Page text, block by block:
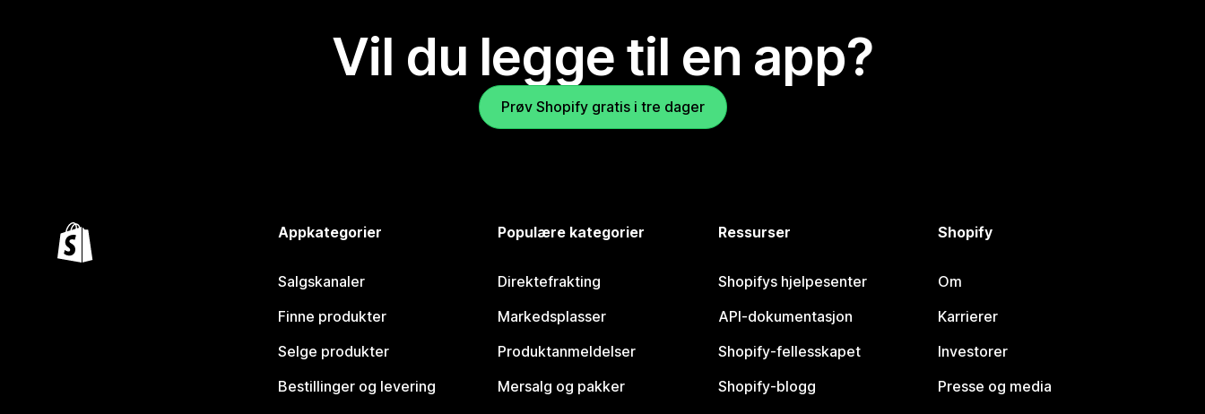
Vil du legge til en app?
Prøv Shopify gratis i tre dager
Appkategorier
Salgskanaler
Finne produkter
Selge produkter
Bestillinger og levering
Populære kategorier
Direktefrakting
Markedsplasser
Produktanmeldelser
Mersalg og pakker
Ressurser
Shopifys hjelpesenter
API-dokumentasjon
Shopify-fellesskapet
Shopify-blogg
Shopify
Om
Karrierer
Investorer
Presse og media